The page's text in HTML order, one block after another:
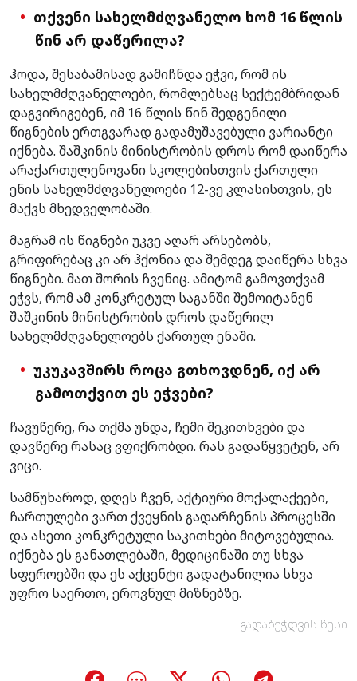
თქვენი სახელმძღვანელო ხომ 16 წლის
წინ არ დაწერილა?
ჰოდა, შესაბამისად გამიჩნდა ეჭვი, რომ ის
სახელმძღვანელოები, რომლებსაც სექტემბრიდან
დაგვირიგებენ, იმ 16 წლის წინ შედგენილი
წიგნების ერთგვარად გადამუშავებული ვარიანტი
იქნება. შაშკინის მინისტრობის დროს რომ დაიწერა
არაქართულენოვანი სკოლებისთვის ქართული
ენის სახელმძღვანელოები 12-ვე კლასისთვის, ეს
მაქვს მხედველობაში.
მაგრამ ის წიგნები უკვე აღარ არსებობს,
გრიფირებაც კი არ ჰქონია და შემდეგ დაიწერა სხვა
წიგნები. მათ შორის ჩვენიც. ამიტომ გამოვთქვამ
ეჭვს, რომ ამ კონკრეტულ საგანში შემოიტანენ
შაშკინის მინისტრობის დროს დაწერილ
სახელმძღვანელოებს ქართულ ენაში.
უკუკავშირს როცა გთხოვდნენ, იქ არ
გამოთქვით ეს ეჭვები?
ჩავუწერე, რა თქმა უნდა, ჩემი შეკითხვები და
დავწერე რასაც ვფიქრობდი. რას გადაწყვეტენ, არ
ვიცი.
სამწუხაროდ, დღეს ჩვენ, აქტიური მოქალაქეები,
ჩართულები ვართ ქვეყნის გადარჩენის პროცესში
და ასეთი კონკრეტული საკითხები მიტოვებულია.
იქნება ეს განათლებაში, მედიცინაში თუ სხვა
სფეროებში და ეს აქცენტი გადატანილია სხვა
უფრო საერთო, ეროვნულ მიზნებზე.
გადაბეჭდვის წესი